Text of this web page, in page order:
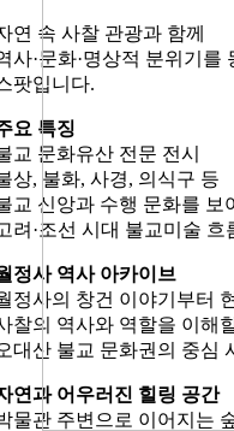
연 속 사찰 관광과 함께
사·문화·명상적 분위기
팟입니다.
요 특징
교 문화유산 전문 전시
상, 불화, 사경, 의식구 등
교 신앙과 수행 문화를 보
려·조선 시대 불교미술
정사 역사 아카이브
정사의 창건 이야기부터
찰의 역사와 역할을 이해
대산 불교 문화권의 중심
연과 어우러진 힐링 공간
물관 주변으로 이어지는